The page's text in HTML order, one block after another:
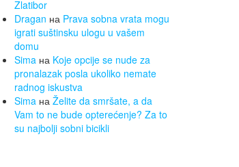
Zlatibor
Dragan на Prava sobna vrata mogu
igrati suštinsku ulogu u vašem
domu
Simaна Koje opcije se nude za
pronalazak posla ukoliko nemate
radnog iskustva
Simaна Želite da smršate, a da
Vam to ne bude opterećenje? Za to
su najbolji sobni bicikli